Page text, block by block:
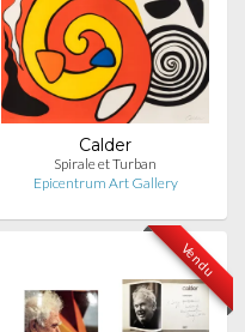
Calder
Spirale et Turban
Epicentrum Art Gallery
Vendu